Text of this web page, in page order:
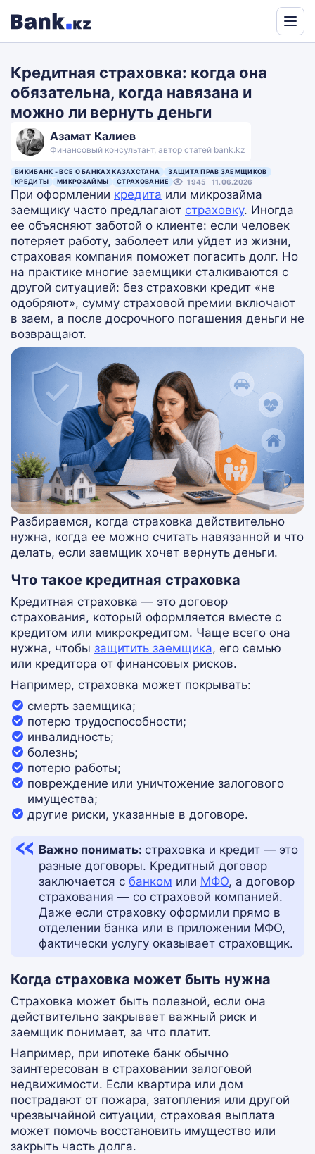
Translate
Кредитная страховка: когда она
обязательна, когда навязана и
можно ли вернуть деньги
Азамат Калиев
Финансовый консультант, автор статей bank.kz
ВИКИБАНК - ВСЕ О БАНКАХ КАЗАХСТАНА
ЗАЩИТА ПРАВ ЗАЕМЩИКОВ
КРЕДИТЫ
МИКРОЗАЙМЫ СТРАХОВАНИЕ 1945 11.06.2026
При оформлении кредита или микрозайма
заемщику часто предлагают страховку. Иногда
ее объясняют заботой о клиенте: если человек
потеряет работу, заболеет или уйдет из жизни,
страховая компания поможет погасить долг. Но
на практике многие заемщики сталкиваются с
другой ситуацией: без страховки кредит «не
одобряют», сумму страховой премии включают
в заем, а после досрочного погашения деньги не
возвращают.
Разбираемся, когда страховка действительно
нужна, когда ее можно считать навязанной и что
делать, если заемщик хочет вернуть деньги.
Что такое кредитная страховка
Кредитная страховка — это договор
страхования, который оформляется вместе с
кредитом или микрокредитом. Чаще всего она
нужна, чтобы защитить заемщика, его семью
или кредитора от финансовых рисков.
Например, страховка может покрывать:
смерть заемщика;
потерю трудоспособности;
инвалидность;
болезнь;
потерю работы;
повреждение или уничтожение залогового
имущества;
другие риски, указанные в договоре.
Важно понимать: страховка и кредит — это
разные договоры. Кредитный договор
заключается с банком или МФО, а договор
страхования — со страховой компанией.
Даже если страховку оформили прямо в
отделении банка или в приложении МФО,
фактически услугу оказывает страховщик.
Когда страховка может быть нужна
Страховка может быть полезной, если она
действительно закрывает важный риск и
заемщик понимает, за что платит.
Например, при ипотеке банк обычно
заинтересован в страховании залоговой
недвижимости. Если квартира или дом
пострадают от пожара, затопления или другой
чрезвычайной ситуации, страховая выплата
может помочь восстановить имущество или
закрыть часть долга.